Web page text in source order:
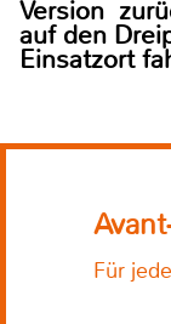
Version
auf den
Einsatzort
Für